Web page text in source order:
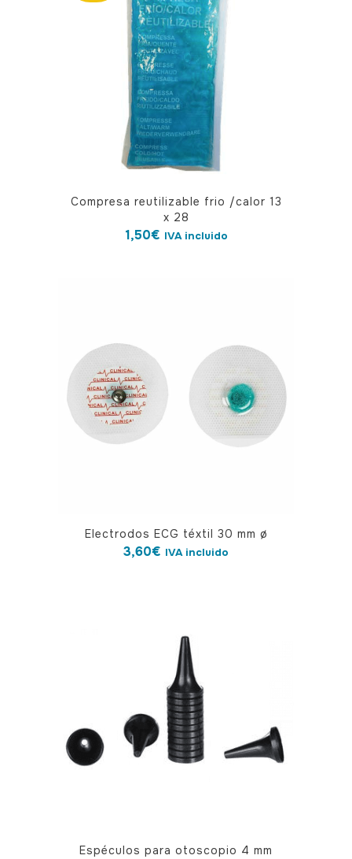
Compresa reutilizable frio /calor 13
x 28
1,50€ IVA incluido
Electrodos ECG téxtil 30 mm ø
3,60€ IVA incluido
Espéculos para otoscopio 4 mm